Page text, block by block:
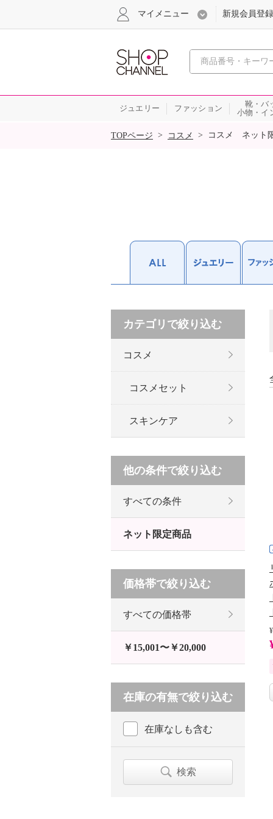
心おどる
マイメニュー 新規会員登録
ジュエリー ファッション
靴・バ
小物・イ
SALE
TOPページ > コスメ > コスメ ネット
カテゴリで絞り込む
コスメ
コスメセット
スキンケア
他の条件で絞り込む
すべての条件
ネット限定商品
価格帯で絞り込む
すべての価格帯
￥15,001〜￥20,000
在庫の有無で絞り込む
在庫なしも含む
検索